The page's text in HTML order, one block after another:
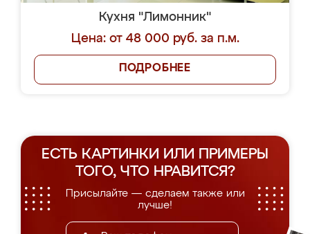
Кухня "Лимонник"
Цена: от 48 000 руб. за п.м.
ПОДРОБНЕЕ
ЕСТЬ КАРТИНКИ ИЛИ ПРИМЕРЫ
ТОГО, ЧТО НРАВИТСЯ?
Присылайте — сделаем также или
лучше!